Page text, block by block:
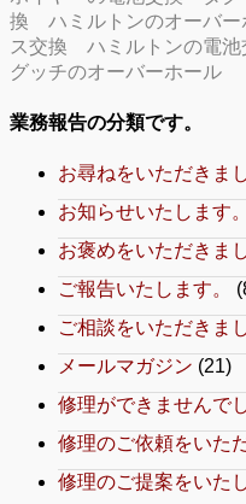
換
ハミルトンのオーバー
ス交換
ハミルトンの電池
グッチのオーバーホール
業務報告の分類です。
お尋ねをいただきま
お知らせいたします。
お褒めをいただきま
ご報告いたします。
ご相談をいただきま
メールマガジン (21)
修理ができませんで
修理のご依頼をいた
修理のご提案をいた